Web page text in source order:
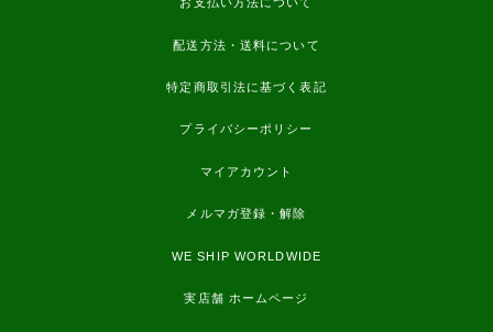
配送方法・送料について
特定商取引法に基づく表記
プライバシーポリシー
マイアカウント
メルマガ登録・解除
WE SHIP WORLDWIDE
実店舗 ホームページ